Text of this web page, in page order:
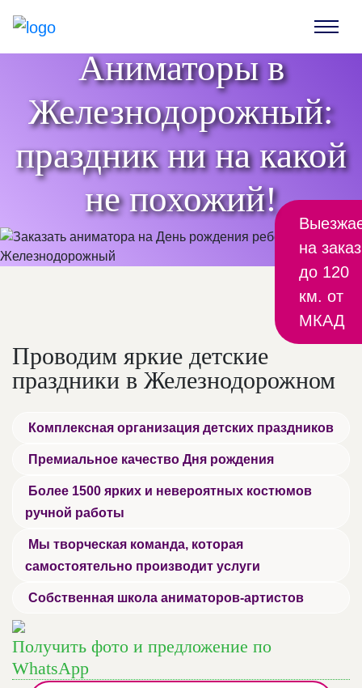
Аниматоры в
Железнодорожный:
праздник ни на какой
не похожий!
на заказ
до 120
км. от
МКАД
Проводим яркие детские
праздники в Железнодорожном
Комплексная организация детских праздников
Премиальное качество Дня рождения
Более 1500 ярких и невероятных костюмов
ручной работы
Мы творческая команда, которая
самостоятельно производит услуги
Собственная школа аниматоров-артистов
Получить фото и предложение по
WhatsApp